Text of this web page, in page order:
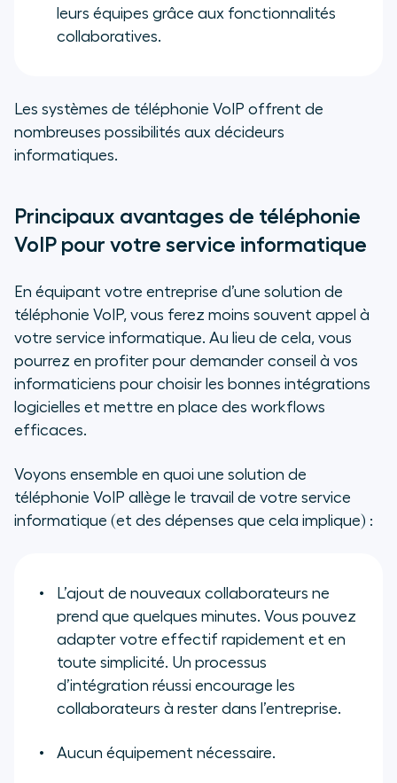
leurs équipes grâce aux fonctionnalités
collaboratives.
Les systèmes de téléphonie VoIP offrent de
nombreuses possibilités aux décideurs
informatiques.
Principaux avantages de téléphonie
VoIP pour votre service informatique
En équipant votre entreprise d’une solution de
téléphonie VoIP, vous ferez moins souvent appel à
votre service informatique. Au lieu de cela, vous
pourrez en profiter pour demander conseil à vos
informaticiens pour choisir les bonnes intégrations
logicielles et mettre en place des workflows
efficaces.
Voyons ensemble en quoi une solution de
téléphonie VoIP allège le travail de votre service
informatique (et des dépenses que cela implique) :
L’ajout de nouveaux collaborateurs ne
prend que quelques minutes. Vous pouvez
adapter votre effectif rapidement et en
toute simplicité. Un processus
d’intégration réussi encourage les
collaborateurs à rester dans l’entreprise.
Aucun équipement nécessaire.